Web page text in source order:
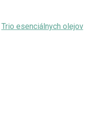
Trio esenciálnych olejov